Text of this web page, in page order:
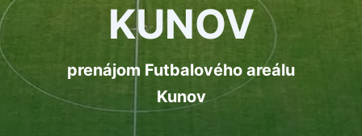
KUNOV
prenájom Futbalového areálu
Kunov